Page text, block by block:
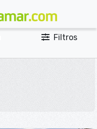
Filtros